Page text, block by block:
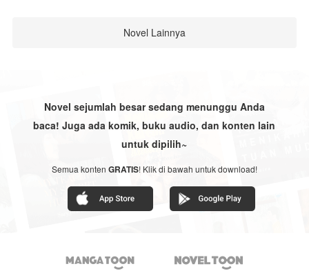
Novel Lainnya
Novel sejumlah besar sedang menunggu Anda
baca! Juga ada komik, buku audio, dan konten lain
untuk dipilih~
Semua konten GRATIS! Klik di bawah untuk download!
 